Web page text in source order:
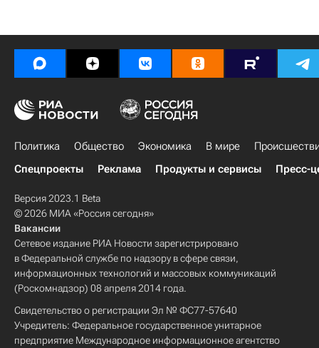
Политика Общество Экономика В мире
Спецпроекты
Реклама Продукты и сервисы Пресс-
Версия 2023.1 Beta
© 2026 МИА «Россия сегодня»
Вакансии
Сетевое издание РИА Новости зарегистрировано
в Федеральной службе по надзору в сфере связи,
информационных технологий и массовых коммуникаций
(Роскомнадзор) 08 апреля 2014 года.
Свидетельство о регистрации Эл № ФС77-57640
Учредитель: Федеральное государственное унитарное
предприятие Международное информационное агентство